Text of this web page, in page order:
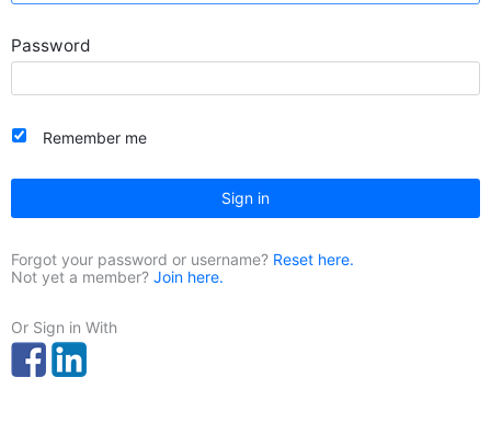
Password
Remember me
Sign in
Forgot your password or username? Reset here.
Not yet a member? Join here.
Or Sign in With